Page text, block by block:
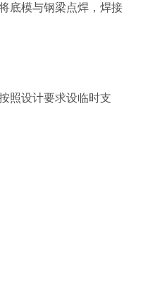
底模与钢梁点焊，焊接
照设计要求设临时支